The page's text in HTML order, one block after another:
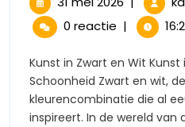
mei
2026
0 reactie |
Kunst in Zwart en Wit Kunst in Zwart en Wit: Tijdloze
Schoonheid Zwart en wit,
kleurencombinatie die al
inspireert. In de wereld van